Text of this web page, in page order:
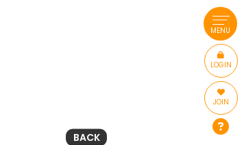
MENU
LOGIN
JOIN
BACK